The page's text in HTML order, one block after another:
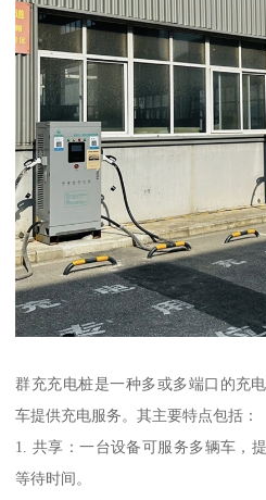
群充充电桩是一种多或多端口的充
车提供充电服务。其主要特点包括：
1. 共享：一台设备可服务多辆车，
等待时间。